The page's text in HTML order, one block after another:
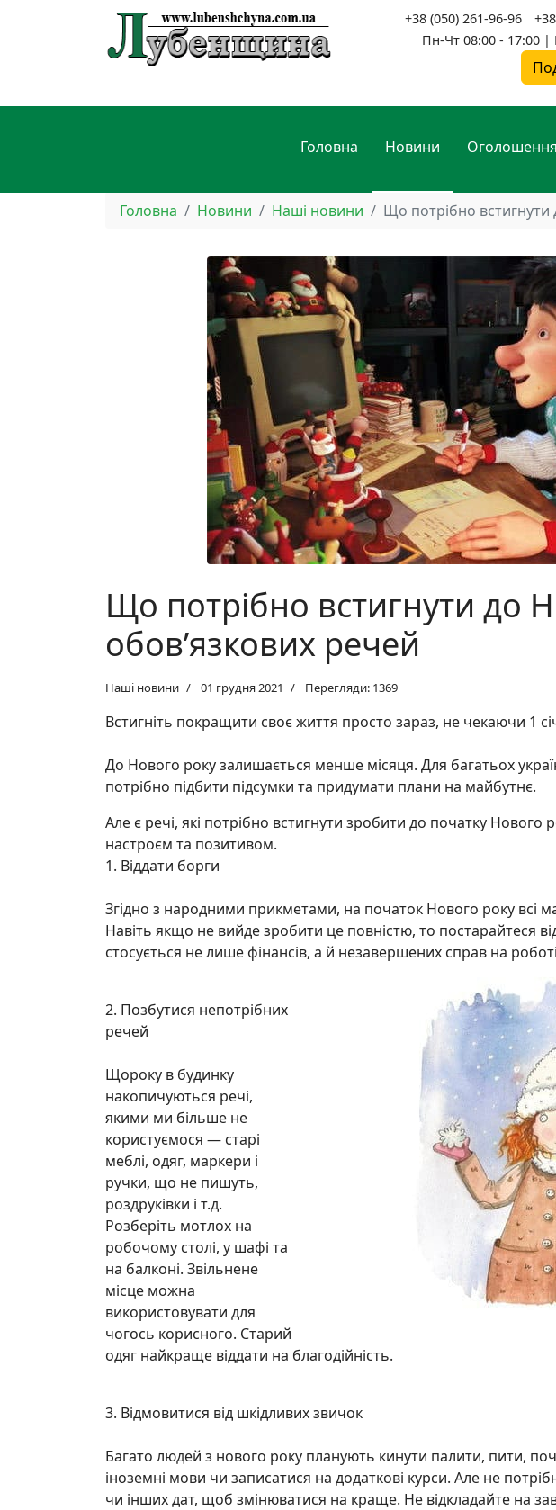
+38 (050) 261-96-96
Пн-Чт 08:00 - 17:00 |
Головна Новини Оголошення
Головна Новини Наші новини Що потрібно встигнути
Що потрібно встигнути до
обов’язкових речей
Наші новини 01 грудня 2021 Перегляди: 1369
Встигніть покращити своє життя просто зараз, не чекаючи 1
До Нового року залишається менше місяця. Для багатьох
потрібно підбити підсумки та придумати плани на майбутнє.
Але є речі, які потрібно встигнути зробити до початку Нового
настроєм та позитивом.
1. Віддати борги
Згідно з народними прикметами, на початок Нового року всі
Навіть якщо не вийде зробити це повністю, то постарайтеся
стосується не лише фінансів, а й незавершених справ на
2. Позбутися непотрібних
речей
Щороку в будинку
накопичуються речі,
якими ми більше не
користуємося — старі
меблі, одяг, маркери і
ручки, що не пишуть,
роздруківки і т.д.
Розберіть мотлох на
робочому столі, у шафі та
на балконі. Звільнене
місце можна
використовувати для
чогось корисного. Старий
одяг найкраще віддати на благодійність.
3. Відмовитися від шкідливих звичок
Багато людей з нового року планують кинути палити, пити,
іноземні мови чи записатися на додаткові курси. Але не
чи інших дат, щоб змінюватися на краще. Не відкладайте на